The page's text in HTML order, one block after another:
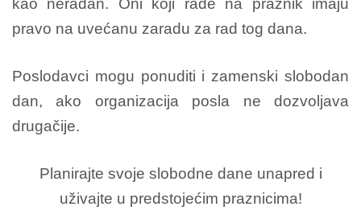
kao neradan. Oni koji rade na praznik imaju
pravo na uvećanu zaradu za rad tog dana.
Poslodavci mogu ponuditi i zamenski slobodan
dan, ako organizacija posla ne dozvoljava
drugačije.
Planirajte svoje slobodne dane unapred i
uživajte u predstojećim praznicima!